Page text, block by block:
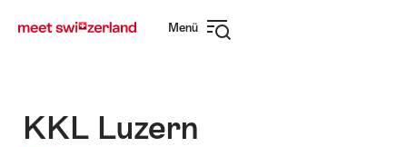
Menü
KKL Luzern